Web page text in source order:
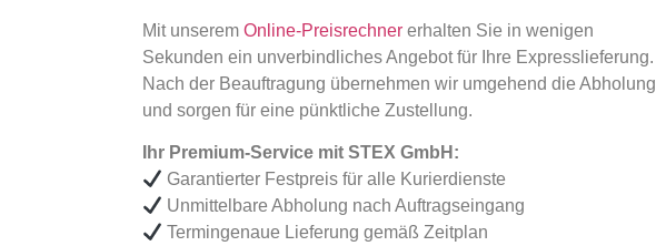
Mit unserem Online-Preisrechnererhalten Sie in wenigen
Sekunden ein unverbindliches Angebot für Ihre Expresslieferung.
Nach der Beauftragung übernehmen wir umgehend die Abholung
und sorgen für eine pünktliche Zustellung.
Ihr Premium-Service mit STEX GmbH:
Garantierter Festpreis für alle Kurierdienste
Unmittelbare Abholung nach Auftragseingang
Termingenaue Lieferung gemäß Zeitplan